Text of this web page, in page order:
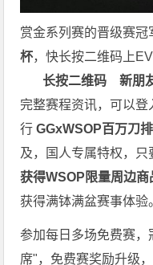
赏金系列赛的晋级赛冠
杯，快长按二维码上EV
长按二维码新朋
完整赛程资讯，可以
行 GGxWSOP百万刀
及，国人专属特权，只
获得WSOP限量周边商
获得满钵满盆赛事体验
参加每日多场免费赛
席"，免费赛奖励升级